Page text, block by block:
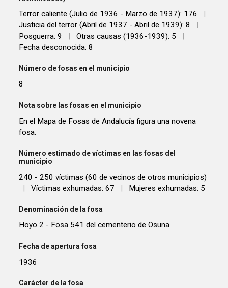
Terror caliente (Julio de 1936 - Marzo de 1937): 176
|
Justicia del terror (Abril de 1937 - Abril de 1939): 8
|
Posguerra: 9
| Otras causas (1936-1939): 5
|
Fecha desconocida: 8
Número de fosas en el municipio
8
Nota sobre las fosas en el municipio
En el Mapa de Fosas de Andalucía figura una novena
fosa.
Número estimado de víctimas en las fosas del
municipio
240 - 250 víctimas (60 de vecinos de otros municipios)
|
Víctimas exhumadas: 67 | Mujeres exhumadas: 5
Denominación de la fosa
Hoyo 2 - Fosa 541 del cementerio de Osuna
Fecha de apertura fosa
1936
Carácter de la fosa